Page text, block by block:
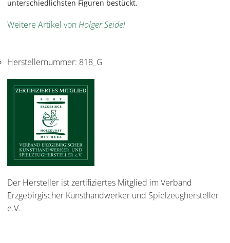
unterschiedlichsten Figuren bestückt.
Weitere Artikel vonHolger Seidel
Herstellernummer: 818_G
Der Hersteller ist zertifiziertes Mitglied im Verband
Erzgebirgischer Kunsthandwerker und Spielzeughersteller
e.V.